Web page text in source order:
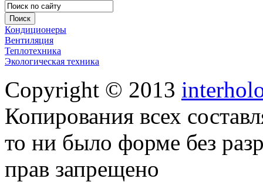
Кондиционеры
Вентиляция
Теплотехника
Экологическая техника
Copyright © 2013
Копирования всех
то ни было форме без
прав запрещено